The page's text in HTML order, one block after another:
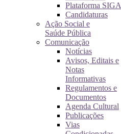
Plataforma SIGA
Candidaturas
Ação Social e
Saúde Pública
Comunicação
Notícias
Avisos, Editais e
Notas
Informativas
Regulamentos e
Documentos
Agenda Cultural
Publicações
Vias